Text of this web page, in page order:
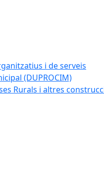
i de serveis
(DUPROCIM)
Rurals i altres